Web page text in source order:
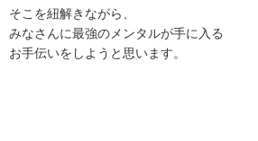
そこを紐解きながら、
みなさんに最強のメンタルが手に入る
お手伝いをしようと思います。